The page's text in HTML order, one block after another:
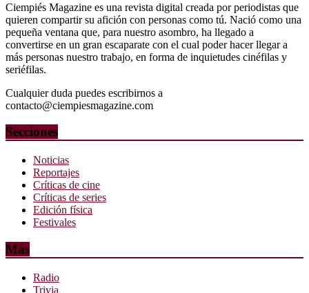
Ciempiés Magazine es una revista digital creada por periodistas que
quieren compartir su afición con personas como tú. Nació como una
pequeña ventana que, para nuestro asombro, ha llegado a
convertirse en un gran escaparate con el cual poder hacer llegar a
más personas nuestro trabajo, en forma de inquietudes cinéfilas y
seriéfilas.
Cualquier duda puedes escribirnos a
contacto@ciempiesmagazine.com
Secciones
Noticias
Reportajes
Críticas de cine
Críticas de series
Edición física
Festivales
Más
Radio
Trivia